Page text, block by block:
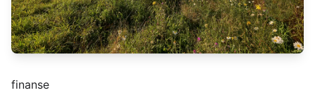
finanse